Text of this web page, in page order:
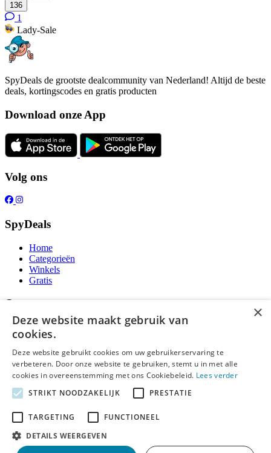
136
1
Lady-Sale
SpyDeals de grootste dealcommunity van Nederland! Altijd de beste
deals, kortingscodes en gratis producten
Download onze App
Volg ons
SpyDeals
Home
Categorieën
Winkels
Gratis
Over ons
Over ons
Contact
Publicatieregels
Legal
Privacy
Algemene Voorwaarden
Notice and Takedown
×
Deze website maakt gebruik van
cookies.
Deze website gebruikt cookies om uw gebruikerservaring te
verbeteren. Door onze website te gebruiken, stemt u in met alle
cookies in overeenstemming met ons Cookiebeleid. Lees verder
STRIKT NOODZAKELIJK
PRESTATIE
TARGETING
FUNCTIONEEL
DETAILS WEERGEVEN